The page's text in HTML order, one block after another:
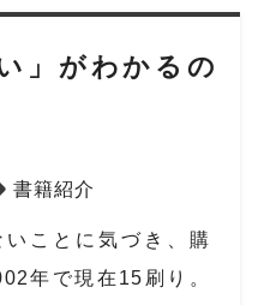
」がわかるの
書籍紹介
ことに気づき、購
年で現在 15 刷り。